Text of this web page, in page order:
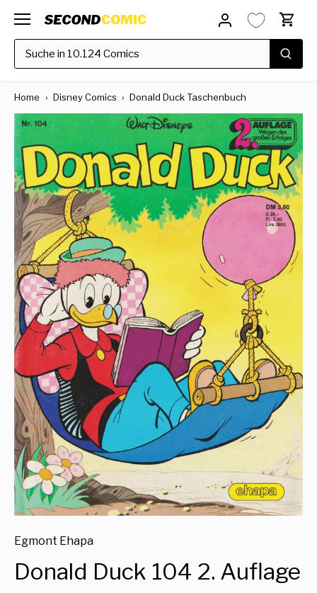
zum
Inhalt
Home › Disney Comics › Donald Duck Taschenbuch
Egmont Ehapa
Donald Duck 104 2. Auflage